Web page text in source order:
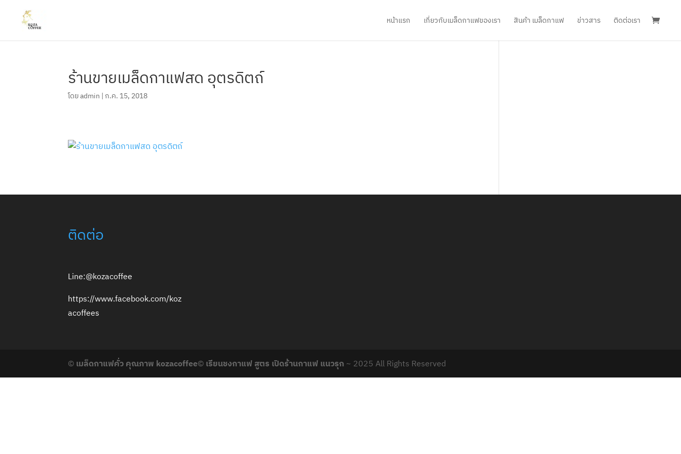
หน้าแรก เกี่ยวกับเมล็ดกาแฟของเรา สินค้า เมล็ดกาแฟ ข่าวสาร ติดต่อเรา
ร้านขายเมล็ดกาแฟสด อุตรดิตถ์
โดยadmin |ก.ค. 15, 2018
ติดต่อ
Line:@kozacoffee
https://www.facebook.com/koz
acoffees
© เมล็ดกาแฟคั่ว คุณภาพ kozacoffee© เรียนชงกาแฟ สูตร เปิดร้านกาแฟ แนวรุก ~ 2025 All Rights Reserved